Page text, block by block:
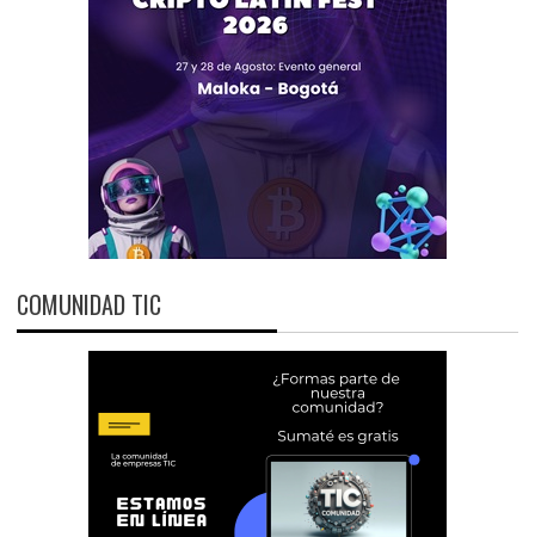
COMUNIDAD TIC